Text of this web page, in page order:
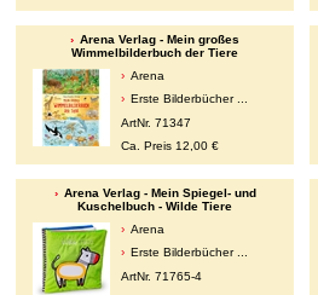
Arena Verlag - Mein großes
Wimmelbilderbuch der Tiere
Arena
Erste Bilderbücher ...
ArtNr. 71347
Ca. Preis 12,00 €
Arena Verlag - Mein Spiegel- und
Kuschelbuch - Wilde Tiere
Arena
Erste Bilderbücher ...
ArtNr. 71765-4